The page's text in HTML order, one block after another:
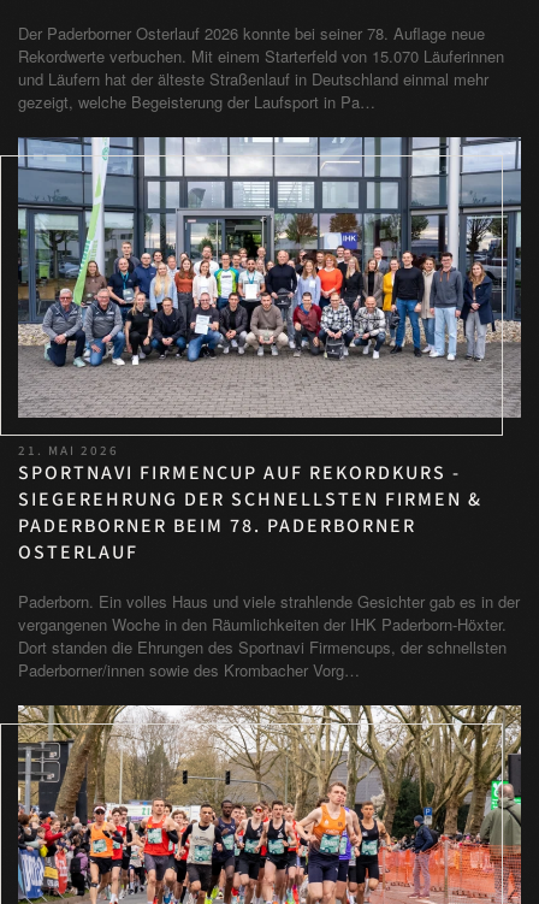
Der Paderborner Osterlauf 2026 konnte bei seiner 78. Auflage neue
Rekordwerte verbuchen. Mit einem Starterfeld von 15.070 Läuferinnen
und Läufern hat der älteste Straßenlauf in Deutschland einmal mehr
gezeigt, welche Begeisterung der Laufsport in Pa…
21. MAI 2026
SPORTNAVI FIRMENCUP AUF REKORDKURS -
SIEGEREHRUNG DER SCHNELLSTEN FIRMEN &
PADERBORNER BEIM 78. PADERBORNER
OSTERLAUF
Paderborn. Ein volles Haus und viele strahlende Gesichter gab es in der
vergangenen Woche in den Räumlichkeiten der IHK Paderborn-Höxter.
Dort standen die Ehrungen des Sportnavi Firmencups, der schnellsten
Paderborner/innen sowie des Krombacher Vorg…